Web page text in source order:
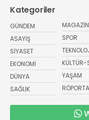
Kategoriler
GÜNDEM
ASAYİŞ
SİYASET
EKONOMİ
DÜNYA
SAĞLIK
MAGAZİN
SPOR
KÜLTÜR-
YAŞAM